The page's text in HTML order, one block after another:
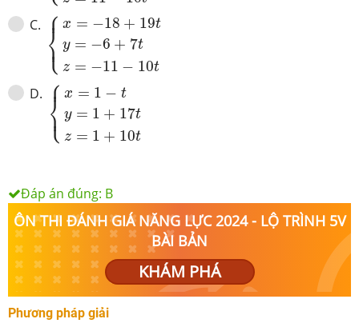
C. ⎧
⎪
⎨
⎪
⎩
x = −18 + 19t
y = −6 + 7t
z = −11 − 10t
x =− 19 y =−6
D. ⎧
⎪
⎨
⎪
⎩
x = 1 − t
y = 1 + 17t
z = 1 + 10t
x y +
Đáp án đúng: B
ÔN THI ĐÁNH GIÁ NĂNG LỰC 2024 - LỘ TRÌNH 5V
BÀI BẢN
KHÁM PHÁ
Phương pháp giải